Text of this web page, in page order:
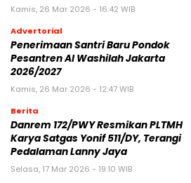
Kamis, 26 Mar 2026 - 16:42 WIB
Advertorial
Penerimaan Santri Baru Pondok
Pesantren Al Washilah Jakarta
2026/2027
Kamis, 26 Mar 2026 - 12:47 WIB
Berita
Danrem 172/PWY Resmikan PLTMH
Karya Satgas Yonif 511/DY, Terangi
Pedalaman Lanny Jaya
Selasa, 17 Mar 2026 - 19:10 WIB